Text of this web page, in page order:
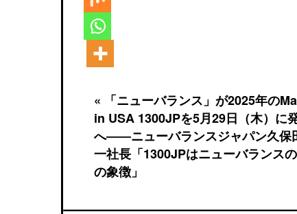
« 「ニューバランス」が2025年の
in USA 1300JPを5月29日（木）に
へ――ニューバランスジャパン久保
一社長「1300JPはニューバランス
の象徴」